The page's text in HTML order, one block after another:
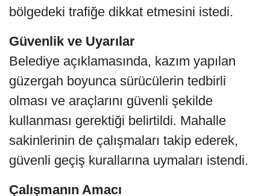
bölgedeki trafiğe dikkat etmesini istedi.
Güvenlik ve Uyarılar
Belediye açıklamasında, kazım yapılan
güzergah boyunca sürücülerin tedbirli
olması ve araçlarını güvenli şekilde
kullanması gerektiği belirtildi. Mahalle
sakinlerinin de çalışmaları takip ederek,
güvenli geçiş kurallarına uymaları istendi.
Çalışmanın Amacı